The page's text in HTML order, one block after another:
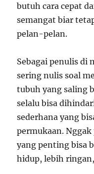
butuh cara cepat
semangat biar
pelan-pelan.
Sebagai penulis di
sering nulis soal
tubuh yang saling
selalu bisa
sederhana yang
permukaan.
yang penting bisa
hidup, lebih